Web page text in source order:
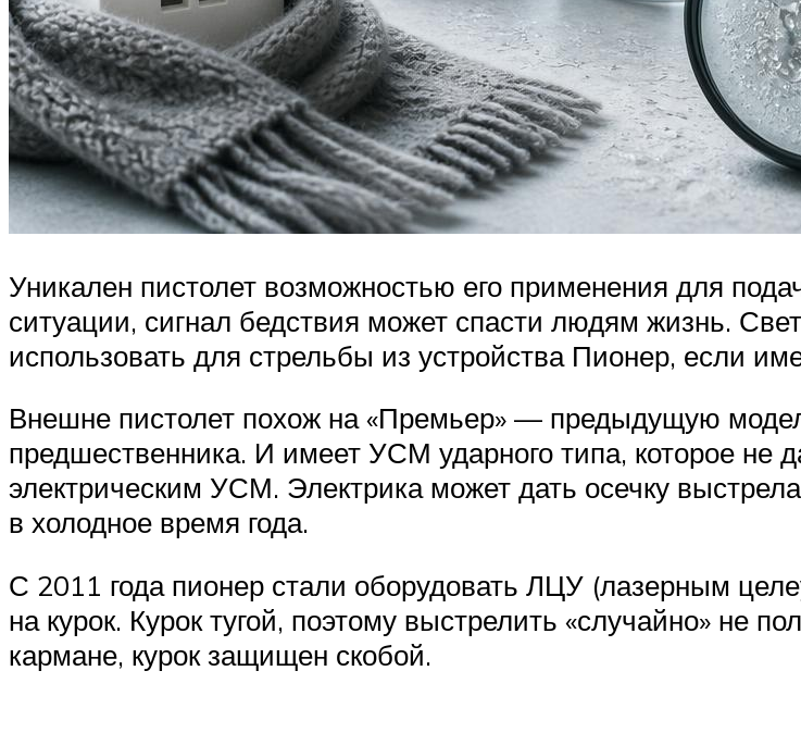
Уникален пистолет возможностью его применения для
ситуации, сигнал бедствия может спасти людям жизнь.
использовать для стрельбы из устройства Пионер, если
Внешне пистолет похож на «Премьер» — предыдущую
предшественника. И имеет УСМ ударного типа, которое не
электрическим УСМ. Электрика может дать осечку
в холодное время года.
С 2011 года пионер стали оборудовать ЛЦУ (лазерным
на курок. Курок тугой, поэтому выстрелить «случайно» не
кармане, курок защищен скобой.